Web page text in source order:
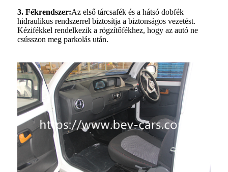
3. Fékrendszer:Az első tárcsafék és a hátsó dobfék
hidraulikus rendszerrel biztosítja a biztonságos vezetést.
Kézifékkel rendelkezik a rögzítőfékhez, hogy az autó ne
csússzon meg parkolás után.